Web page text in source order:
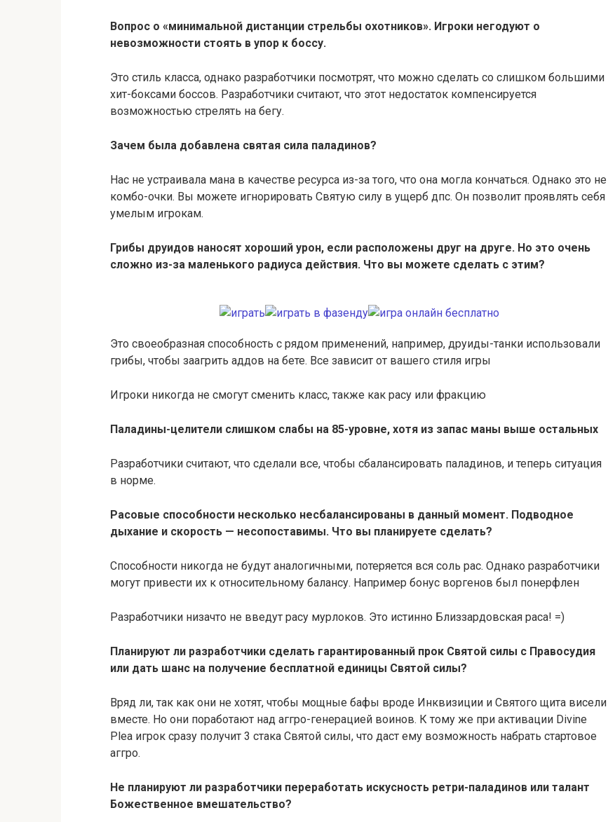
Вопрос о «минимальной дистанции стрельбы охотников». Игроки негодуют о
невозможности стоять в упор к боссу.
Это стиль класса, однако разработчики посмотрят, что можно сделать со слишком большими
хит-боксами боссов. Разработчики считают, что этот недостаток компенсируется
возможностью стрелять на бегу.
Зачем была добавлена святая сила паладинов?
Нас не устраивала мана в качестве ресурса из-за того, что она могла кончаться. Однако это не
комбо-очки. Вы можете игнорировать Святую силу в ущерб дпс. Он позволит проявлять себя
умелым игрокам.
Грибы друидов наносят хороший урон, если расположены друг на друге. Но это очень
сложно из-за маленького радиуса действия. Что вы можете сделать с этим?
Это своеобразная способность с рядом применений, например, друиды-танки использовали
грибы, чтобы заагрить аддов на бете. Все зависит от вашего стиля игры
Игроки никогда не смогут сменить класс, также как расу или фракцию
Паладины-целители слишком слабы на 85-уровне, хотя из запас маны выше остальных
Разработчики считают, что сделали все, чтобы сбалансировать паладинов, и теперь ситуация
в норме.
Расовые способности несколько несбалансированы в данный момент. Подводное
дыхание и скорость — несопоставимы. Что вы планируете сделать?
Способности никогда не будут аналогичными, потеряется вся соль рас. Однако разработчики
могут привести их к относительному балансу. Например бонус воргенов был понерфлен
Разработчики низачто не введут расу мурлоков. Это истинно Близзардовская раса! =)
Планируют ли разработчики сделать гарантированный прок Святой силы с Правосудия
или дать шанс на получение бесплатной единицы Святой силы?
Вряд ли, так как они не хотят, чтобы мощные бафы вроде Инквизиции и Святого щита висели
вместе. Но они поработают над аггро-генерацией воинов. К тому же при активации Divine
Plea игрок сразу получит 3 стака Святой силы, что даст ему возможность набрать стартовое
аггро.
Не планируют ли разработчики переработать искусность ретри-паладинов или талант
Божественное вмешательство?